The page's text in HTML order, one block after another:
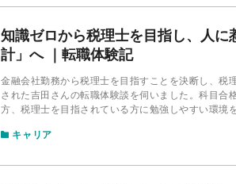
知識ゼロから税理士を目指し、人に
計」へ ｜転職体験記
金融会社勤務から税理士を目指すことを決断し、税
された吉田さんの転職体験談を伺いました。科目合
方、税理士を目指されている方に勉強しやすい環境
キャリア